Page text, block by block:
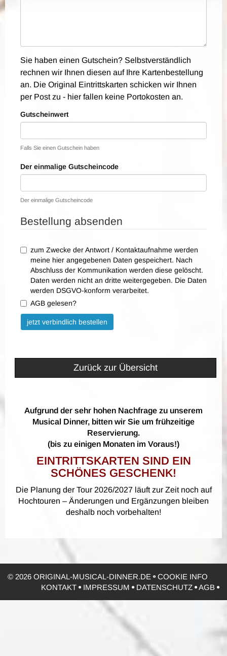
Sie haben einen Gutschein? Selbstverständlich
rechnen wir Ihnen diesen auf Ihre Kartenbestellung
an. Die Original Eintrittskarten schicken wir Ihnen
per Post zu - hier fallen keine Portokosten an.
Gutscheinwert
Falls Sie einen Gutschein haben
Der einmalige Gutscheincode
Der einmalige Gutscheincode
Bestellung absenden
zum Zwecke der Antwort / Kontaktaufnahme werden
meine hier angegebenen Daten gespeichert. Nach
Abschluss der Kommunikation werden diese gelöscht.
Daten werden nicht an dritte weitergegeben. Die Daten
werden DSGVO-konform verarbeitet.
AGB gelesen?
Bitte nicht ausfüllen.
jetzt verbindlich bestellen
Zurück zur Übersicht
Aufgrund der sehr hohen Nachfrage zu unserem
Musical Dinner, bitten wir Sie um frühzeitige
Reservierung.
(bis zu einigen Monaten im Voraus!)
EINTRITTSKARTEN SIND EIN
SCHÖNES GESCHENK!
Die Planung der Tour 2026/2027 läuft zur Zeit noch auf
Hochtouren – Änderungen und Ergänzungen bleiben
deshalb noch vorbehalten!
© 2026 ORIGINAL-MUSICAL-DINNER.DE
COOKIE INFO
KONTAKT
IMPRESSUM DATENSCHUTZ AGB